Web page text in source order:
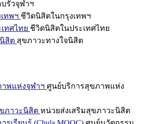
บรั้วจุฬาฯ
ทพฯ ชีวิตนิสิตในกรุงเทพฯ
ทศไทย ชีวิตนิสิตในประเทศไทย
สิต สุขภาวะทางใจนิสิต
พแห่งจุฬาฯ ศูนย์บริการสุขภาพแห่ง
ภาวะนิสิต หน่วยส่งเสริมสุขภาวะนิสิต